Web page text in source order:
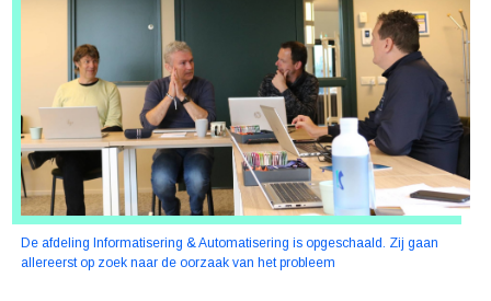
De afdeling Informatisering & Automatisering is opgeschaald. Zij gaan
allereerst op zoek naar de oorzaak van het probleem